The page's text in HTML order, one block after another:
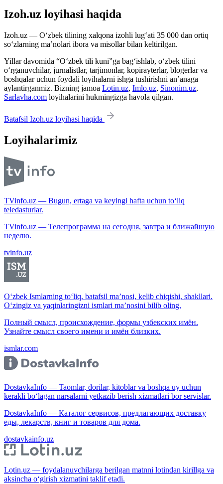
Izoh.uz loyihasi haqida
Izoh.uz — O‘zbek tilining xalqona izohli lug‘ati 35 000 dan ortiq
so‘zlarning ma’nolari ibora va misollar bilan keltirilgan.
Yillar davomida “O‘zbek tili kuni”ga bag‘ishlab, o‘zbek tilini
o‘rganuvchilar, jurnalistlar, tarjimonlar, kopirayterlar, blogerlar va
boshqalar uchun foydali loyihalarni ishga tushirishni an’anaga
aylantirganmiz. Bizning jamoa Lotin.uz, Imlo.uz, Sinonim.uz,
Sarlavha.com loyihalarini hukmingizga havola qilgan.
Batafsil Izoh.uz loyihasi haqida
Loyihalarimiz
TVinfo.uz — Bugun, ertaga va keyingi hafta uchun to‘liq
teledasturlar.
TVinfo.uz — Телепрограмма на сегодня, завтра и ближайшую
неделю.
tvinfo.uz
O‘zbek Ismlarning to‘liq, batafsil ma’nosi, kelib chiqishi, shakllari.
O‘zingiz va yaqinlaringizni ismlari ma’nosini bilib oling.
Полный смысл, происхождение, формы узбекских имён.
Узнайте смысл своего имени и имён близких.
ismlar.com
DostavkaInfo — Taomlar, dorilar, kitoblar va boshqa uy uchun
kerakli bo‘lagan narsalarni yetkazib berish xizmatlari bor servislar.
DostavkaInfo — Каталог сервисов, предлагающих доставку
еды, лекарств, книг и товаров для дома.
dostavkainfo.uz
Lotin.uz — foydalanuvchilarga berilgan matnni lotindan kirillga va
aksincha o‘girish xizmatini taklif etadi.